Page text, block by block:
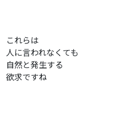
これらは
人に言われなくても
自然と発生する
欲求ですね